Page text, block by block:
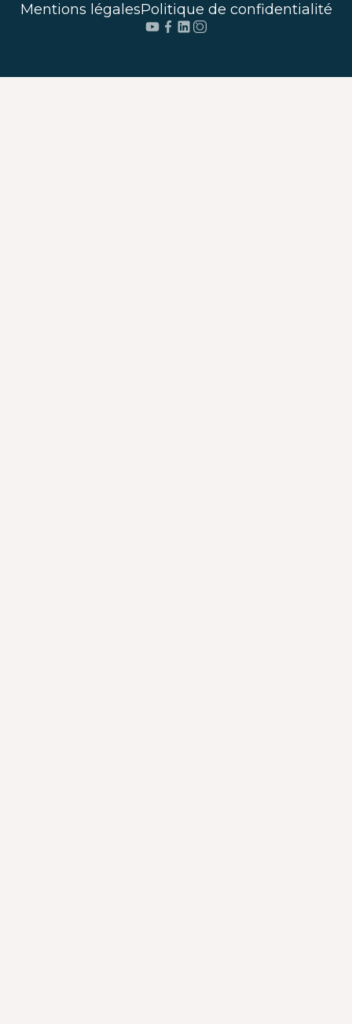
Mentions légalesPolitique de confidentialité